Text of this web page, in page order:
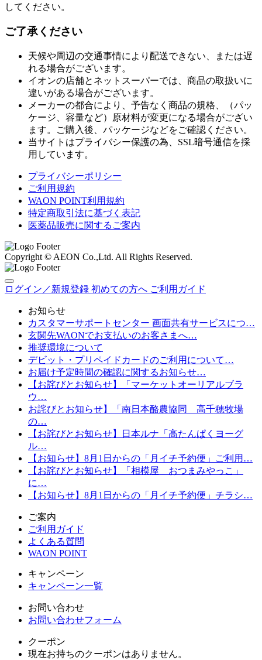
してください。
ご了承ください
天候や周辺の交通事情により配送できない、または遅
れる場合がございます。
イオンの店舗とネットスーパーでは、商品の取扱いに
違いがある場合がございます。
メーカーの都合により、予告なく商品の規格、（パッ
ケージ、容量など）原材料が変更になる場合がござい
ます。ご購入後、パッケージなどをご確認ください。
当サイトはプライバシー保護の為、SSL暗号通信を採
用しています。
プライバシーポリシー
ご利用規約
WAON POINT利用規約
特定商取引法に基づく表記
医薬品販売に関するご案内
Copyright © AEON Co.,Ltd. All Rights Reserved.
ログイン／新規登録 初めての方へ ご利用ガイド
お知らせ
カスタマーサポートセンター 画面共有サービスにつ…
玄関先WAONでお支払いのお客さまへ…
推奨環境について
デビット・プリペイドカードのご利用について…
お届け予定時間の確認に関するお知らせ…
【お詫びとお知らせ】「マーケットオーリアルブラ
ウ…
お詫びとお知らせ】「南日本酪農協同 高千穂牧場
の…
【お詫びとお知らせ】日本ルナ「高たんぱくヨーグ
ル…
【お知らせ】8月1日からの「月イチ予約便」ご利用…
【お詫びとお知らせ】「相模屋 おつまみやっこ」
に…
【お知らせ】8月1日からの「月イチ予約便」チラシ…
ご案内
ご利用ガイド
よくある質問
WAON POINT
キャンペーン
キャンペーン一覧
お問い合わせ
お問い合わせフォーム
クーポン
現在お持ちのクーポンはありません。